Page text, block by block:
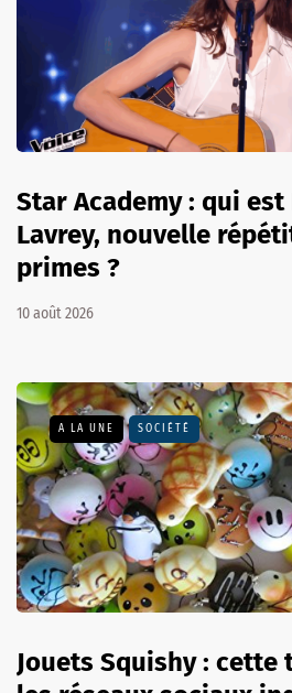
Star Academy : qui
Lavrey, nouvelle
primes ?
10 août 2026
A LA UNE SOCIÉTÉ
Jouets Squishy : cette